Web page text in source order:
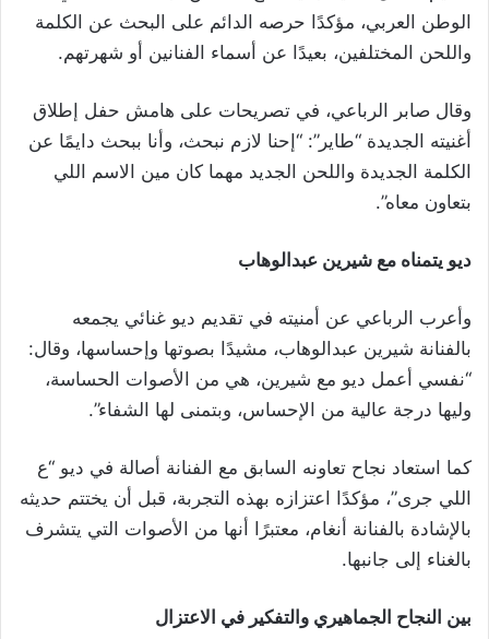
الوطن العربي، مؤكدًا حرصه الدائم على البحث عن الكلمة
واللحن المختلفين، بعيدًا عن أسماء الفنانين أو شهرتهم.
وقال صابر الرباعي، في تصريحات على هامش حفل إطلاق
أغنيته الجديدة “طاير”: “إحنا لازم نبحث، وأنا ببحث دايمًا عن
الكلمة الجديدة واللحن الجديد مهما كان مين الاسم اللي
بتعاون معاه”.
ديو يتمناه مع شيرين عبدالوهاب
وأعرب الرباعي عن أمنيته في تقديم ديو غنائي يجمعه
بالفنانة شيرين عبدالوهاب، مشيدًا بصوتها وإحساسها، وقال:
“نفسي أعمل ديو مع شيرين، هي من الأصوات الحساسة،
وليها درجة عالية من الإحساس، وبتمنى لها الشفاء”.
كما استعاد نجاح تعاونه السابق مع الفنانة أصالة في ديو “ع
اللي جرى”، مؤكدًا اعتزازه بهذه التجربة، قبل أن يختتم حديثه
بالإشادة بالفنانة أنغام، معتبرًا أنها من الأصوات التي يتشرف
بالغناء إلى جانبها.
بين النجاح الجماهيري والتفكير في الاعتزال